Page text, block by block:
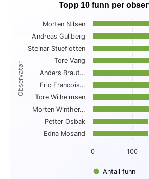
Topp 10 funn per observatør
Bar chart with 10 bars.
View as data table, Topp 10 funn per
The chart has 1 X axis displaying
The chart has 1 Y axis displaying .
Observatør
Topp 10 funn per
Antall funn
0 100
Morten Nilsen
Andreas Gullberg
Steinar Stueflotten
Tore Vang
Anders Braut…
Eric Francois…
Tore Wilhelmsen
Morten Winther…
Petter Osbak
Edna Mosand